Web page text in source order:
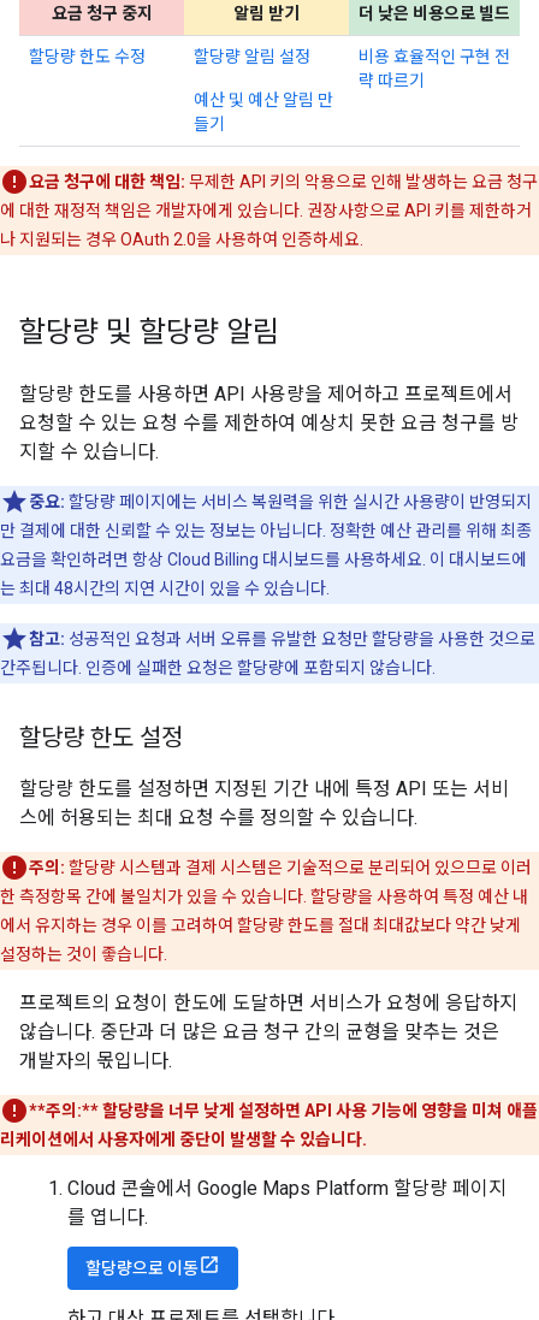
요금 청구 중지 알림 받기 더 낮은 비용으로 빌드
할당량 한도 수정 할당량 알림 설정
예산 및 예산 알림 만
들기
비용 효율적인 구현 전
략 따르기
요금 청구에 대한 책임: 무제한 API 키의 악용으로 인해 발생하는 요금 청구
에 대한 재정적 책임은 개발자에게 있습니다. 권장사항으로 API 키를 제한하거
나 지원되는 경우 OAuth 2.0을 사용하여 인증하세요.
할당량 및 할당량 알림
할당량 한도를 사용하면 API 사용량을 제어하고 프로젝트에서
요청할 수 있는 요청 수를 제한하여 예상치 못한 요금 청구를 방
지할 수 있습니다.
중요: 할당량 페이지에는 서비스 복원력을 위한 실시간 사용량이 반영되지
만 결제에 대한 신뢰할 수 있는 정보는 아닙니다. 정확한 예산 관리를 위해 최종
요금을 확인하려면 항상 Cloud Billing 대시보드를 사용하세요. 이 대시보드에
는 최대 48시간의 지연 시간이 있을 수 있습니다.
참고: 성공적인 요청과 서버 오류를 유발한 요청만 할당량을 사용한 것으로
간주됩니다. 인증에 실패한 요청은 할당량에 포함되지 않습니다.
할당량 한도 설정
할당량 한도를 설정하면 지정된 기간 내에 특정 API 또는 서비
스에 허용되는 최대 요청 수를 정의할 수 있습니다.
주의: 할당량 시스템과 결제 시스템은 기술적으로 분리되어 있으므로 이러
한 측정항목 간에 불일치가 있을 수 있습니다. 할당량을 사용하여 특정 예산 내
에서 유지하는 경우 이를 고려하여 할당량 한도를 절대 최대값보다 약간 낮게
설정하는 것이 좋습니다.
프로젝트의 요청이 한도에 도달하면 서비스가 요청에 응답하지
않습니다. 중단과 더 많은 요금 청구 간의 균형을 맞추는 것은
개발자의 몫입니다.
**주의:**할당량을 너무 낮게 설정하면 API 사용 기능에 영향을 미쳐 애플
리케이션에서 사용자에게 중단이 발생할 수 있습니다.
Cloud 콘솔에서 Google Maps Platform 할당량 페이지
를 엽니다.
할당량으로 이동